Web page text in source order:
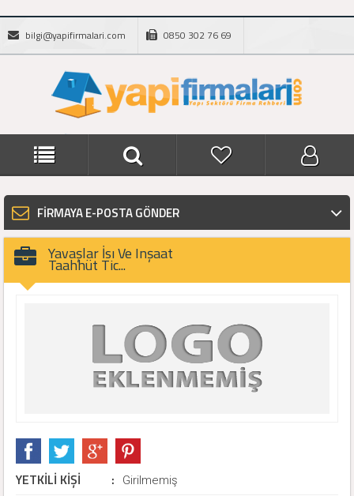
bilgi@yapifirmalari.com 0850 302 76 69
FİRMAYA E-POSTA GÖNDER
Yavaşlar İsı Ve Inşaat
Taahhüt Tic...
YETKİLİ KİŞİ : Girilmemiş